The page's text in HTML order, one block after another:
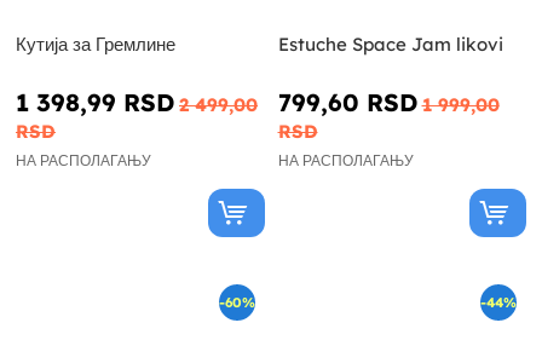
Кутија за Гремлине
1 398,99 RSD 2 499,00
RSD
НА РАСПОЛАГАЊУ
Estuche Space Jam likovi
799,60 RSD 1 999,00
RSD
НА РАСПОЛАГАЊУ
-60% -44%